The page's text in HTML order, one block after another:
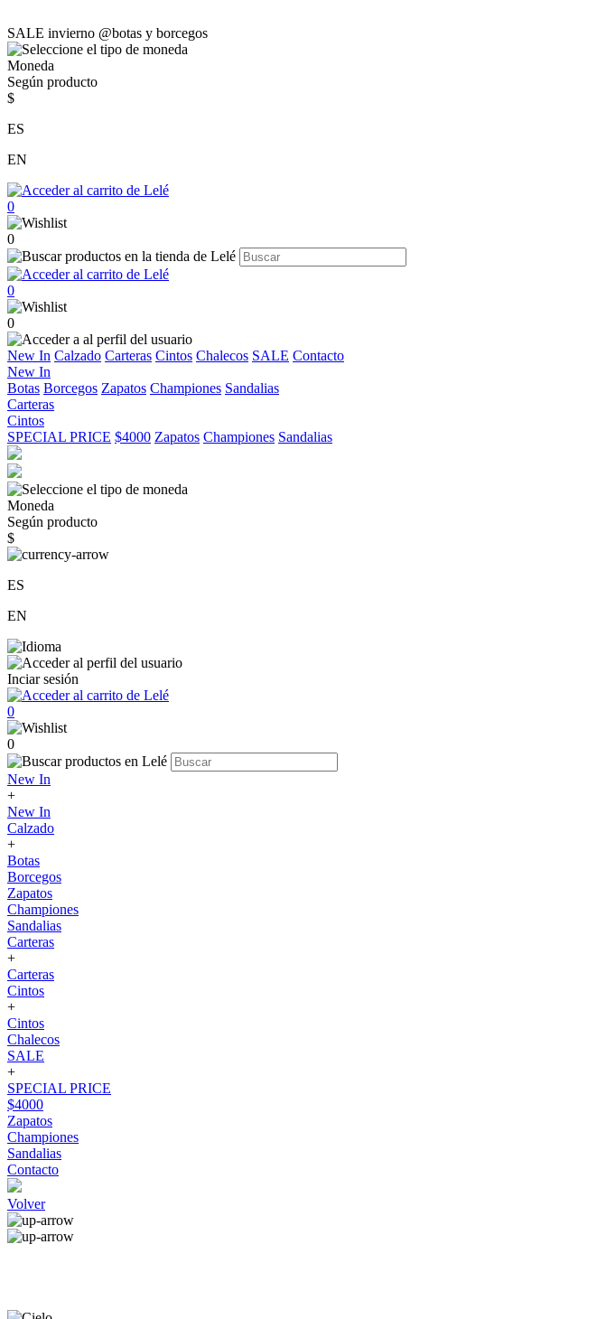
SALE invierno @botas y borcegos
Moneda
Según producto
$
ES
EN
0
0
0
0
New In Calzado Carteras Cintos Chalecos SALE Contacto
New In
Botas Borcegos Zapatos Championes Sandalias
Carteras
Cintos
SPECIAL PRICE $4000 Zapatos Championes Sandalias
Moneda
Según producto
$
ES
EN
Inciar sesión
0
0
New In
+
New In
Calzado
+
Botas
Borcegos
Zapatos
Championes
Sandalias
Carteras
+
Carteras
Cintos
+
Cintos
Chalecos
SALE
+
SPECIAL PRICE
$4000
Zapatos
Championes
Sandalias
Contacto
Volver